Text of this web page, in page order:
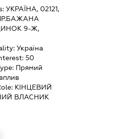
УКРАЇНА, 02121,
9-Ж,
Україна
50
Прямий
КІНЦЕВИЙ
ВЛАСНИК